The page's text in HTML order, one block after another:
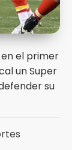
el primer
un Super
su